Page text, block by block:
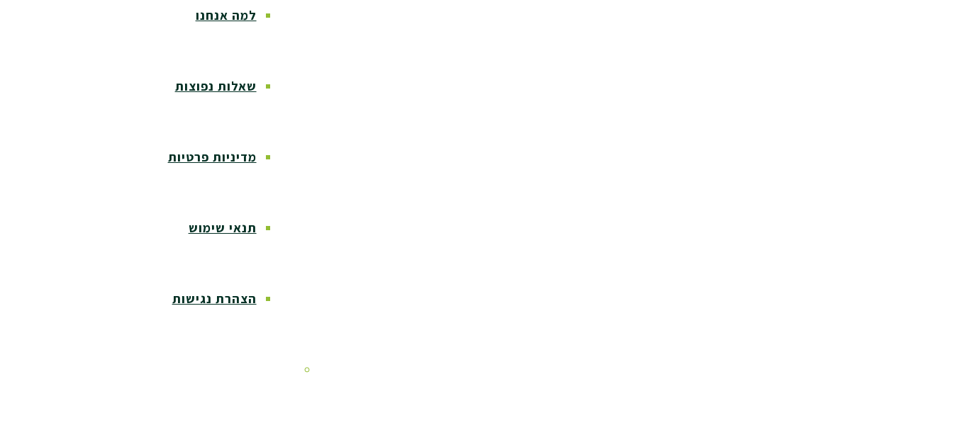
למה אנחנו
שאלות נפוצות
מדיניות פרטיות
תנאי שימוש
הצהרת נגישות